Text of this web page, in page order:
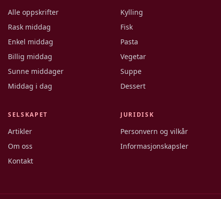
Alle oppskrifter
Rask middag
Enkel middag
Billig middag
Sunne middager
Middag i dag
Kylling
Fisk
Pasta
Vegetar
Suppe
Dessert
SELSKAPET
Artikler
Om oss
Kontakt
JURIDISK
Personvern og vilkår
Informasjonskapsler